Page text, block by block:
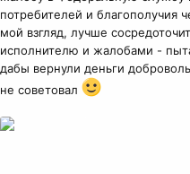
потребителей и благополучия
мой взгляд, лучше
исполнителю и жалобами -
дабы вернули деньги
не советовал